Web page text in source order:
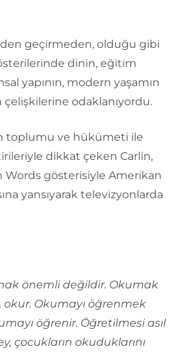
geçirmeden, olduğu gibi
dinin, eğitim
yapının, modern yaşamın
çelişkilerine odaklanıyordu.
toplumu ve hükümeti ile
dikkat çeken Carlin,
Words gösterisiyle Amerikan
yansıyarak televizyonlarda
önemli değildir. Okumak
okur. Okumayı öğrenmek
öğrenir. Öğretilmesi asıl
çocukların okuduklarını